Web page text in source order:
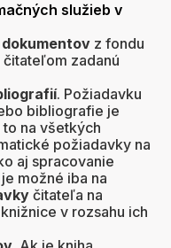
služieb v
z fondu
zadanú
. Požiadavku
bibliografie je
na všetkých
požiadavky na
aj spracovanie
možné iba na
čitateľa na
v rozsahu ich